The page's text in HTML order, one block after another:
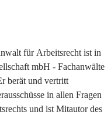
für Arbeitsrecht ist in
mbH - Fachanwälte
berät und vertritt
in allen Fragen
und ist Mitautor des